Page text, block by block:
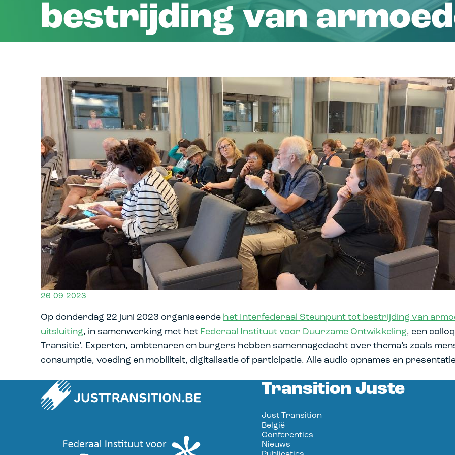
bestrijding van
26-09-2023
Op donderdag 22 juni 2023 organiseerde het Interfederaal Steunpunt tot bestrijding van
uitsluiting, in samenwerking met het Federaal Instituut voor Duurzame Ontwikkeling, een
Transitie’. Experten, ambtenaren en burgers hebben samennagedacht over thema’s zoals
consumptie, voeding en mobiliteit, digitalisatie of participatie. Alle audio-opnames en
Transition Juste
Just Transition
België
Conferenties
Nieuws